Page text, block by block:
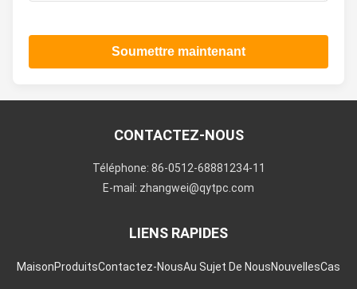
Soumettre maintenant
CONTACTEZ-NOUS
Téléphone: 86-0512-68881234-11
E-mail: zhangwei@qytpc.com
LIENS RAPIDES
MaisonProduitsContactez-NousAu Sujet De NousNouvellesCas